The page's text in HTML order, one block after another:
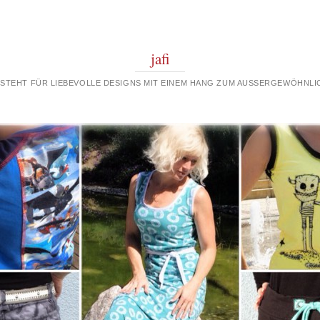
jafi
FÜR LIEBEVOLLE DESIGNS MIT EINEM HANG ZUM